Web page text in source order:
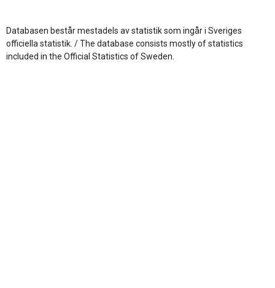
Databasen består mestadels av statistik som ingår i Sveriges
officiella statistik. / The database consists mostly of statistics
included in the Official Statistics of Sweden.